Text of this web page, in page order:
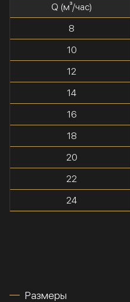
Q (м³/час)
8
10
12
14
16
18
20
22
24
Размеры